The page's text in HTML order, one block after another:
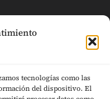
tecnologías como las
del dispositivo. El